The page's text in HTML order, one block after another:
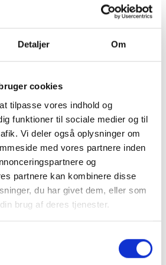
Detaljer Om
cookies
tilpasse vores indhold og
funktioner til sociale medier og til
Vi deler også oplysninger om
med vores partnere inden
og
partnere kan kombinere disse
du har givet dem, eller som
brug af deres tjenester.
DuoDerm Ex.Thin, Steril
FLERE VARIANTER
Log ind for pris